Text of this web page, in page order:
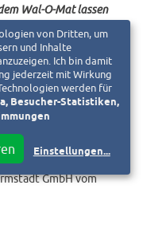
Wal-O-Mat lassen
können, dass künftig
relevante,
Bescheid
GmbH vom
von Dritten, um
und Inhalte
Ich bin damit
jederzeit mit Wirkung
werden für
Besucher-Statistiken,
Einstellungen...